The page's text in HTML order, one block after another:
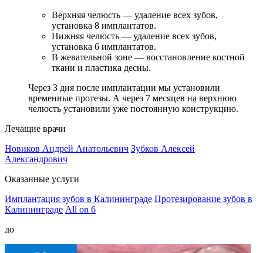
Верхняя челюсть — удаление всех зубов,
установка 8 имплантатов.
Нижняя челюсть — удаление всех зубов,
установка 6 имплантатов.
В жевательной зоне — восстановление костной
ткани и пластика десны.
Через 3 дня после имплантации мы установили
временные протезы. А через 7 месяцев на верхнюю
челюсть установили уже постоянную конструкцию.
Лечащие врачи
Новиков Андрей Анатольевич Зубков Алексей
Александрович
Оказанные услуги
Имплантация зубов в Калининграде Протезирование зубов в
Калининграде All on 6
до